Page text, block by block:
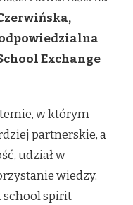
Exchange
w którym
partnerskie, a
udział w
wiedzy.
school spirit –